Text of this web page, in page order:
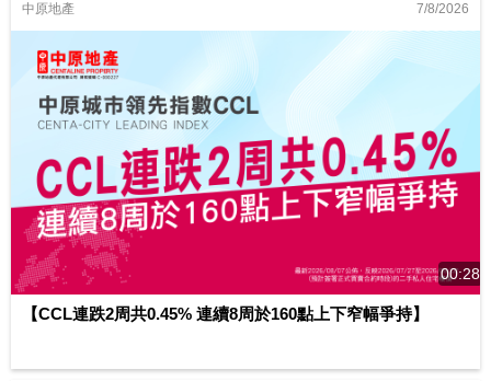
中原地產 7/8/2026
00:28
【CCL連跌2周共0.45% 連續8周於160點上下窄幅爭持】